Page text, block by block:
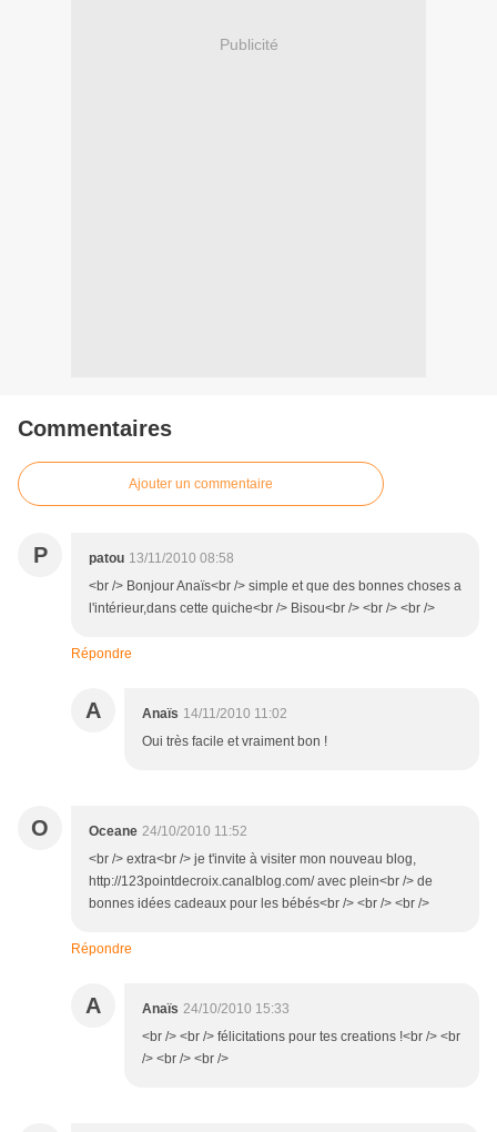
Publicité
Commentaires
Ajouter un commentaire
P patou 13/11/2010 08:58
<br /> Bonjour Anaïs<br /> simple et que des bonnes choses a
l'intérieur,dans cette quiche<br /> Bisou<br /> <br /> <br />
Répondre
A Anaïs 14/11/2010 11:02
Oui très facile et vraiment bon !
O Oceane 24/10/2010 11:52
<br /> extra<br /> je t'invite à visiter mon nouveau blog,
http://123pointdecroix.canalblog.com/ avec plein<br /> de
bonnes idées cadeaux pour les bébés<br /> <br /> <br />
Répondre
A Anaïs 24/10/2010 15:33
<br /> <br /> félicitations pour tes creations !<br /> <br
/> <br /> <br />